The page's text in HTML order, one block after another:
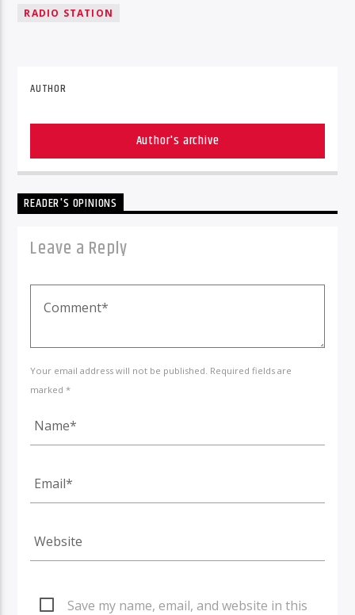
RADIO STATION
AUTHOR
Author's archive
READER'S OPINIONS
Leave a Reply
Your email address will not be published. Required fields are
marked *
Save my name, email, and website in this